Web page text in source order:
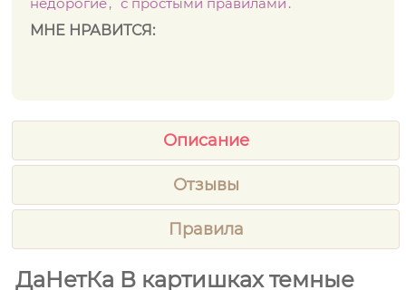
МНЕ НРАВИТСЯ:
Описание
Отзывы
Правила
ДаНетКа В картишках темные